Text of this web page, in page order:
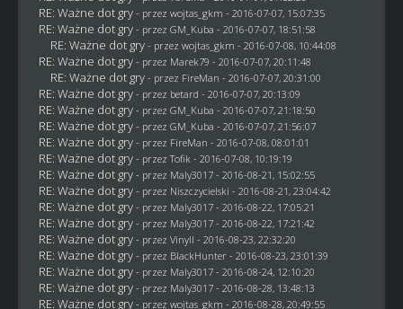
RE: Ważne dot gry - przez wojtas_gkm - 2016-07-07, 15:07:35
RE: Ważne dot gry - przez GM_Kuba - 2016-07-07, 18:51:58
RE: Ważne dot gry - przez wojtas_gkm - 2016-07-08, 10:44:08
RE: Ważne dot gry - przez Marek79 - 2016-07-07, 20:11:48
RE: Ważne dot gry - przez FireMan - 2016-07-07, 20:31:00
RE: Ważne dot gry - przez betard - 2016-07-07, 20:13:09
RE: Ważne dot gry - przez GM_Kuba - 2016-07-07, 21:18:50
RE: Ważne dot gry - przez GM_Kuba - 2016-07-07, 21:56:07
RE: Ważne dot gry - przez FireMan - 2016-07-08, 08:01:01
RE: Ważne dot gry - przezTofik - 2016-07-08, 10:19:19
RE: Ważne dot gry - przez Maly3017- 2016-08-21, 15:02:55
RE: Ważne dot gry - przez Niszczycielski - 2016-08-21, 23:04:42
RE: Ważne dot gry - przez Maly3017- 2016-08-22, 17:05:21
RE: Ważne dot gry - przez Maly3017- 2016-08-22, 17:21:42
RE: Ważne dot gry - przez Vinyll - 2016-08-23, 22:32:20
RE: Ważne dot gry - przez BlackHunter- 2016-08-23, 23:01:39
RE: Ważne dot gry - przez Maly3017- 2016-08-24, 12:10:20
RE: Ważne dot gry - przez Maly3017- 2016-08-28, 13:48:13
RE: Ważne dot gry - przez wojtas_gkm - 2016-08-28, 20:49:55